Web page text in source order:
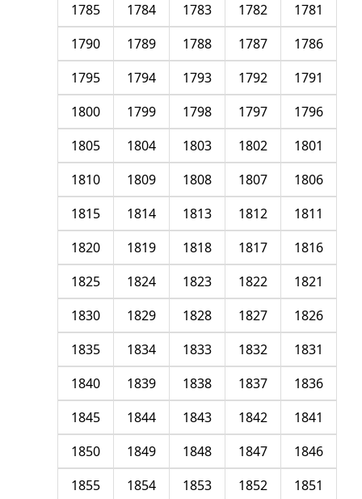
1781
1782
1783
1784
1785
1786
1787
1788
1789
1790
1791
1792
1793
1794
1795
1796
1797
1798
1799
1800
1801
1802
1803
1804
1805
1806
1807
1808
1809
1810
1811
1812
1813
1814
1815
1816
1817
1818
1819
1820
1821
1822
1823
1824
1825
1826
1827
1828
1829
1830
1831
1832
1833
1834
1835
1836
1837
1838
1839
1840
1841
1842
1843
1844
1845
1846
1847
1848
1849
1850
1851
1852
1853
1854
1855